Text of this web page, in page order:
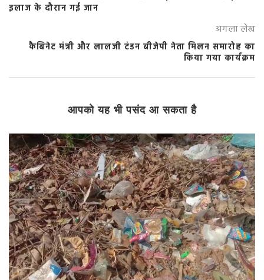
इलाज के दौरान गई जान
अगला लेख
कैबिनेट मंत्री और लालजी टंडन बीजेपी नेता मिलन समारोह का
किया गया कार्यक्रम
आपको यह भी पसंद आ सकता है